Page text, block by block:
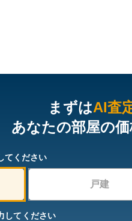
まずはAI査
あなたの部屋の
てください
戸建
してください